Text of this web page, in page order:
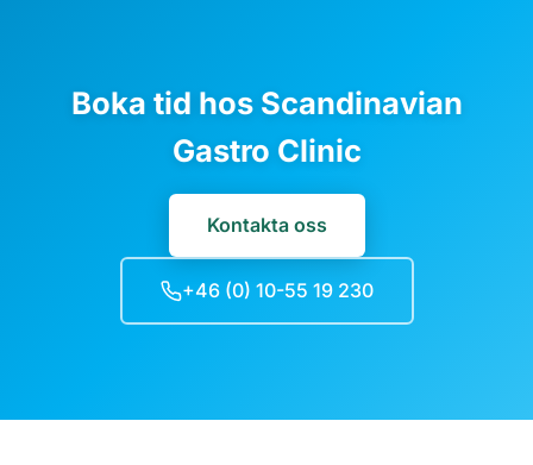
Boka tid hos Scandinavian
Gastro Clinic
Kontakta oss
+46 (0) 10-55 19 230